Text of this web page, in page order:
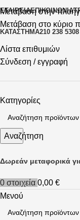
Μετάβαση στην
Μετάβαση στο κύριο
ΕΤΑΙΡΕΊΑΕΠΙΚΟΙΝΩΝΊΑ
ΚΑΤΆΣΤΗΜΑ210 238 5308
Λίστα επιθυμιών
Σύνδεση / εγγραφή
Κατηγορίες
Αναζήτηση
Δωρεάν μεταφορικά
0 στοιχεία 0,00 €
Μενού